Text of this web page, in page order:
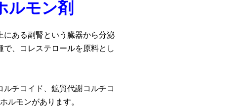
ルモン剤
ある副腎という臓器から分泌
、コレステロールを原料とし
チコイド、鉱質代謝コルチコ
ルモンがあります。